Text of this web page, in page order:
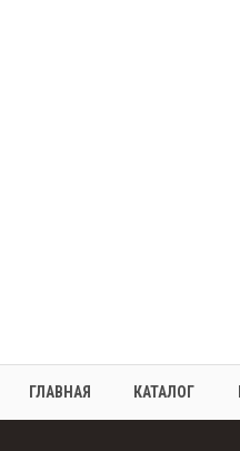
ГЛАВНАЯ КАТАЛОГ